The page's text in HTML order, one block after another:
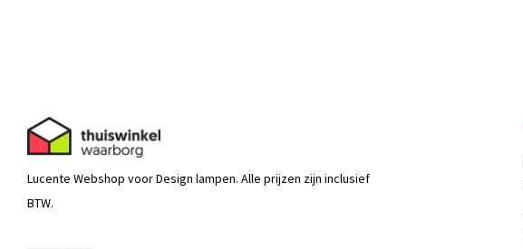
Lucente Webshop voor Design lampen. Alle prijzen zijn inclusief
BTW.